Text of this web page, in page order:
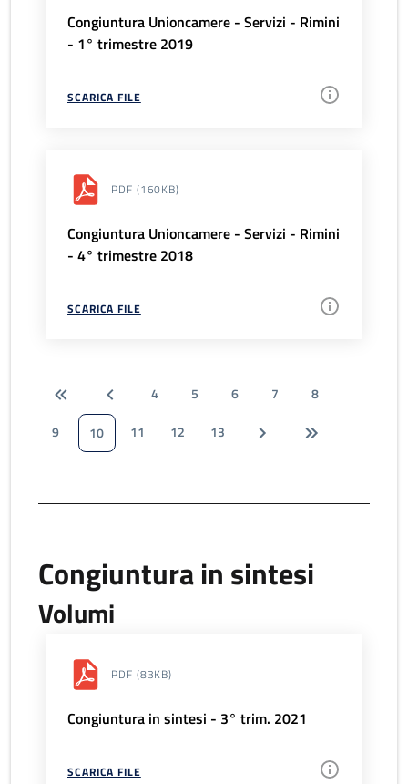
Congiuntura Unioncamere - Servizi - Rimini
- 1° trimestre 2019
SCARICA FILE
PDF (160KB)
Congiuntura Unioncamere - Servizi - Rimini
- 4° trimestre 2018
SCARICA FILE
4 5 6 7
8
9
10 11 12 13
Congiuntura in sintesi
Volumi
PDF (83KB)
Congiuntura in sintesi - 3° trim. 2021
SCARICA FILE